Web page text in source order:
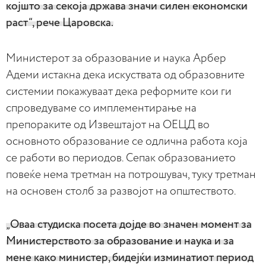
којшто за секоја држава значи силен економски
раст“, рече Царовска.
Министерот за образование и наука Арбер
Адеми истакна дека искуствата од образовните
системии покажуваат дека реформите кои ги
спроведуваме со имплементирање на
препораките од Извештајот на ОЕЦД во
основното образование се одлична работа која
се работи во периодов. Сепак образованието
повеќе нема третман на потрошувач, туку третман
на основен столб за развојот на општеството.
„Оваа студиска посета дојде во значен момент за
Министерството за образование и наука и за
мене како министер, бидејќи изминатиот период